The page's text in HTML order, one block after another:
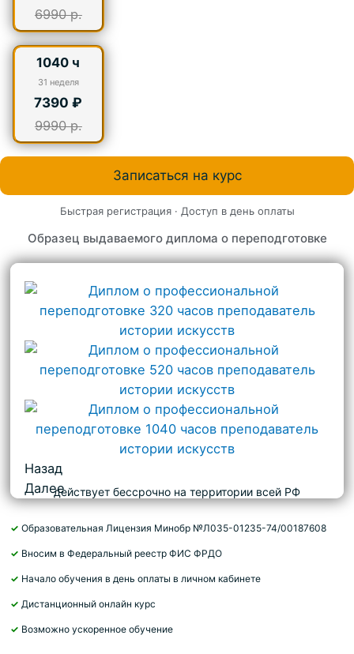
6990 р.
1040 ч
31 неделя
7390 ₽
9990 р.
Записаться на курс
Быстрая регистрация · Доступ в день оплаты
Образец выдаваемого диплома о переподготовке
Назад
Далеедействует бессрочно на территории всей РФ
✓ Образовательная Лицензия Минобр №Л035-01235-74/00187608
✓ Вносим в Федеральный реестр ФИС ФРДО
✓ Начало обучения в день оплаты в личном кабинете
✓ Дистанционный онлайн курс
✓ Возможно ускоренное обучение